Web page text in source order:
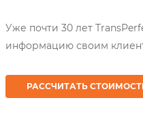
Уже почти 30 лет
информацию своим
РАССЧИТАТЬ